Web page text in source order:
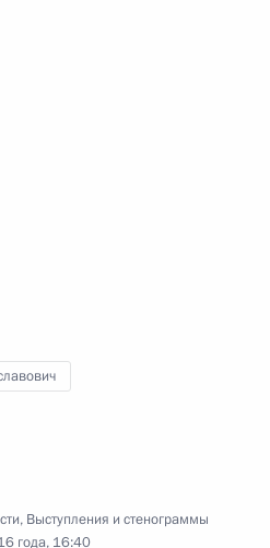
, Выступления и стенограммы
года, 16:40